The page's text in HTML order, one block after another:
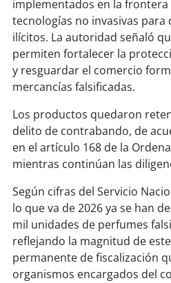
soypuertomontt
soychiloé
implementados en la
tecnologías no invasivas
ilícitos. La autoridad señaló
permiten fortalecer la
y resguardar el comercio
mercancías falsificadas.
Los productos quedaron
delito de contrabando, de
en el artículo 168 de la
mientras continúan las
Según cifras del Servicio
lo que va de 2026 ya se han
mil unidades de perfumes
reflejando la magnitud de
permanente de fiscalización
organismos encargados del